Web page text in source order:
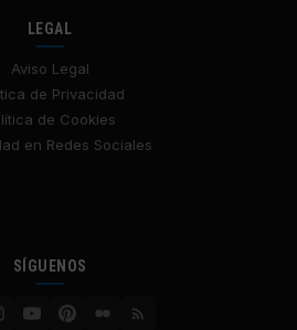
LEGAL
Aviso Legal
de Privacidad
de Cookies
en Redes Sociales
SÍGUENOS